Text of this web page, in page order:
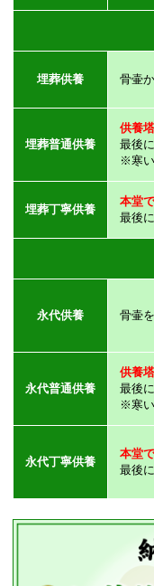
埋葬供養 骨壷
埋葬普通供養
供養
最後
※寒
埋葬丁寧供養
本堂
最後
永代供養 骨壷
永代普通供養
供養
最後
※寒
永代丁寧供養
本堂
最後